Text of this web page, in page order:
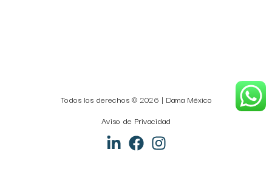
Todos los derechos © 2026 | Dama México
Aviso de Privacidad